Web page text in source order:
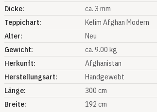
Dicke:
ca. 3 mm
Teppichart:
Kelim Afghan Modern
Alter:
Neu
Gewicht:
ca. 9.00 kg
Herkunft:
Afghanistan
Herstellungsart:
Handgewebt
Länge:
300 cm
Breite:
192 cm